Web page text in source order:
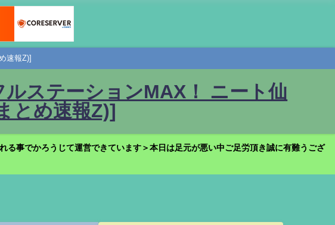
速報Z)]
ステーションMAX！ ニート仙
とめ速報Z)]
事でかろうじて運営できています＞本日は足元が悪い中ご足労頂き誠に有難うござ